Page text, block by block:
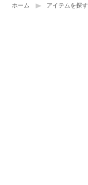
ホーム アイテムを探す